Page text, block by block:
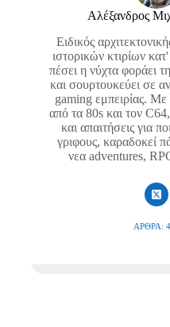
Αλέξανδρος
Ειδικός
ιστορικών κτιρίων
πέσει η νύχτα φοράει
και σουρτουκεύει σε
gaming εμπειρίας.
από τα 80s και τον
και απαιτήσεις για
γριφους, καραδοκεί
νεα adventures,
ΆΡΘΡΑ: